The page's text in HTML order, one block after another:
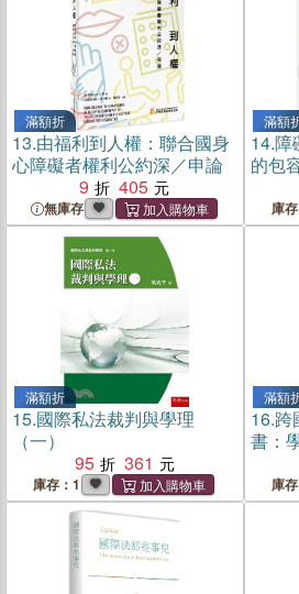
滿額折
13.由福利到人權：聯合國身
心障礙者權利公約深／申論
9
405
無庫存
滿額
14.障
的包
庫
滿額折
15.國際私法裁判與學理
（一）
95
361
庫存：1
滿額
16.跨
書：
庫